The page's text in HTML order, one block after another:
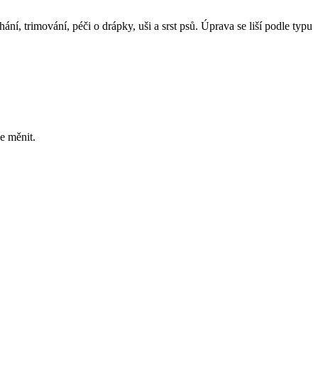
trimování, péči o drápky, uši a srst psů. Úprava se liší podle typu
měnit.